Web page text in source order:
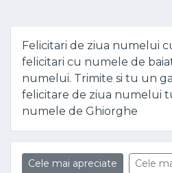
Felicitari de ziua numelui
felicitari cu numele de
numelui. Trimite si tu un
felicitare de ziua numelui
numele de Ghiorghe
Cele mai apreciate Cele